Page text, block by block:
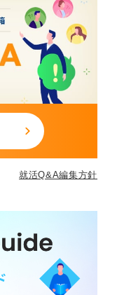
就活Q&A編集方針